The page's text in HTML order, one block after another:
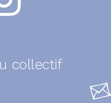
collectif